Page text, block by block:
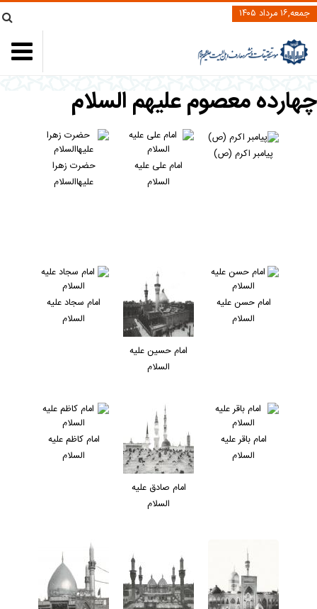
جمعه,۱۶ مرداد ۱۴۰۵
چهارده معصوم علیهم السلام
پيامبر اكرم (ص)
امام علی عليه
السلام
حضرت زهرا
عليهاالسلام
امام حسن عليه
السلام
امام حسين عليه
السلام
امام سجاد عليه
السلام
امام باقر عليه
السلام
امام صادق عليه
السلام
امام کاظم عليه
السلام